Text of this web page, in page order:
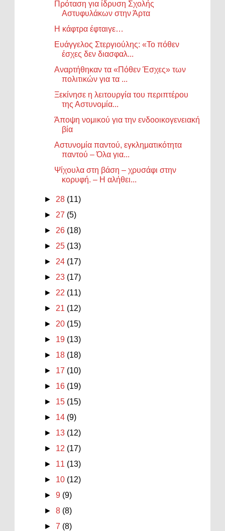
Πρόταση για ίδρυση Σχολής
Αστυφυλάκων στην Άρτα
Η κάφτρα έφταιγε…
Ευάγγελος Στεργιούλης: «Το πόθεν
έσχες δεν διασφαλ...
Αναρτήθηκαν τα «Πόθεν Έσχες» των
πολιτικών για τα ...
Ξεκίνησε η λειτουργία του περιπτέρου
της Αστυνομία...
Άποψη νομικού για την ενδοοικογενειακή
βία
Αστυνομία παντού, εγκληματικότητα
παντού – Όλα για...
Ψίχουλα στη βάση – χρυσάφι στην
κορυφή. – Η αλήθει...
► 28 (11)
► 27 (5)
► 26 (18)
► 25 (13)
► 24 (17)
► 23 (17)
► 22 (11)
► 21 (12)
► 20 (15)
► 19 (13)
► 18 (18)
► 17 (10)
► 16 (19)
► 15 (15)
► 14 (9)
► 13 (12)
► 12 (17)
► 11 (13)
► 10 (12)
►9 (9)
►8 (8)
►7 (8)